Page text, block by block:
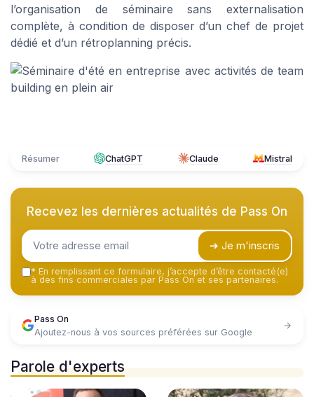
l’organisation de séminaire sans externalisation
complète, à condition de disposer d’un chef de projet
dédié et d’un rétroplanning précis.
Résumer ChatGPT Claude Mistral
Recevez les dernières actualités de Pass On
➔ Je m'inscris
* En remplissant ce formulaire, j’accepte d’être contacté(e)
à des fins commerciales par Pass On et ses partenaires.
Pass On
Ajoutez-nous à vos sources préférées sur Google
Parole d'experts